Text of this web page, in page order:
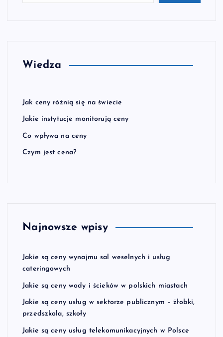
Wiedza
Jak ceny różnią się na świecie
Jakie instytucje monitorują ceny
Co wpływa na ceny
Czym jest cena?
Najnowsze wpisy
Jakie są ceny wynajmu sal weselnych i usług
cateringowych
Jakie są ceny wody i ścieków w polskich miastach
Jakie są ceny usług w sektorze publicznym – żłobki,
przedszkola, szkoły
Jakie są ceny usług telekomunikacyjnych w Polsce